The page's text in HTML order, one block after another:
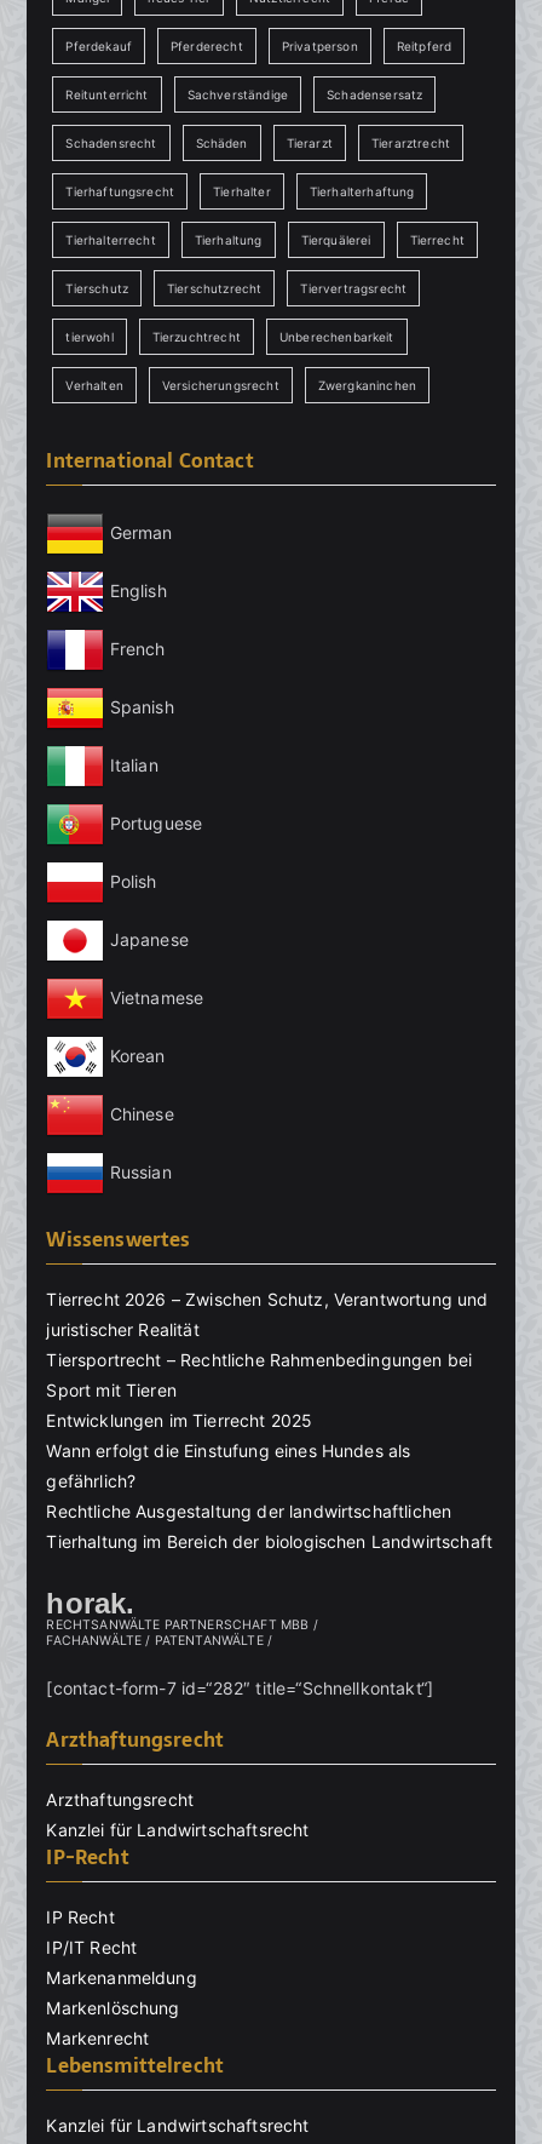
Pferdekauf Pferderecht Privatperson Reitpferd
Reitunterricht Sachverständige Schadensersatz
Schadensrecht Schäden Tierarzt Tierarztrecht
Tierhaftungsrecht Tierhalter Tierhalterhaftung
Tierhalterrecht Tierhaltung Tierquälerei Tierrecht
Tierschutz Tierschutzrecht Tiervertragsrecht
tierwohl Tierzuchtrecht Unberechenbarkeit
Verhalten Versicherungsrecht Zwergkaninchen
International Contact
German
English
French
Spanish
Italian
Portuguese
Polish
Japanese
Vietnamese
Korean
Chinese
Russian
Wissenswertes
Tierrecht 2026 – Zwischen Schutz, Verantwortung und
juristischer Realität
Tiersportrecht – Rechtliche Rahmenbedingungen bei
Sport mit Tieren
Entwicklungen im Tierrecht 2025
Wann erfolgt die Einstufung eines Hundes als
gefährlich?
Rechtliche Ausgestaltung der landwirtschaftlichen
Tierhaltung im Bereich der biologischen Landwirtschaft
horak.
RECHTSANWÄLTE PARTNERSCHAFT MBB /
FACHANWÄLTE / PATENTANWÄLTE /
[contact-form-7 id=“282″ title=“Schnellkontakt“]
Arzthaftungsrecht
Arzthaftungsrecht
Kanzlei für Landwirtschaftsrecht
IP-Recht
IP Recht
IP/IT Recht
Markenanmeldung
Markenlöschung
Markenrecht
Lebensmittelrecht
Kanzlei für Landwirtschaftsrecht